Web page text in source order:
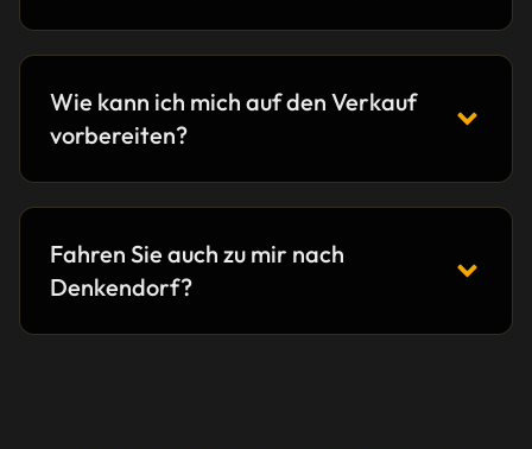
Wie kann ich mich auf den Verkauf
vorbereiten?
Fahren Sie auch zu mir nach
Denkendorf?